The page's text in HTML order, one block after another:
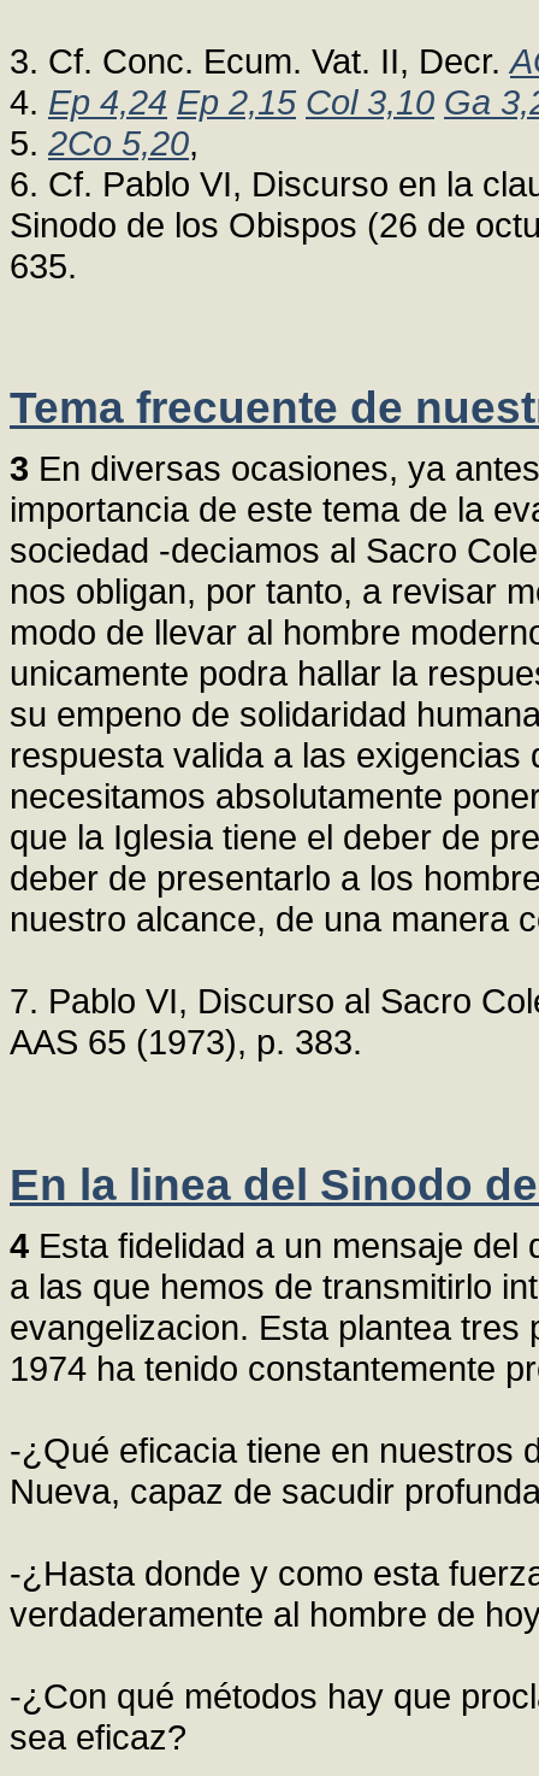
3. Cf. Conc. Ecum. Vat. II, Decr.
4. Ep 4,24 Ep 2,15 Col 3,10 Ga
5. 2Co 5,20,
6. Cf. Pablo VI, Discurso en la
Sinodo de los Obispos (26 de
635.
Tema frecuente de
3 En diversas ocasiones, ya
importancia de este tema de la
sociedad -deciamos al Sacro
nos obligan, por tanto, a revisar
modo de llevar al hombre
unicamente podra hallar la
su empeno de solidaridad
respuesta valida a las
necesitamos absolutamente
que la Iglesia tiene el deber de
deber de presentarlo a los
nuestro alcance, de una manera
7. Pablo VI, Discurso al Sacro
AAS 65 (1973), p. 383.
En la linea del Sinodo
4 Esta fidelidad a un mensaje
a las que hemos de transmitirlo
evangelizacion. Esta plantea
1974 ha tenido constantemente
-¿Qué eficacia tiene en nuestros
Nueva, capaz de sacudir
-¿Hasta donde y como esta
verdaderamente al hombre de
-¿Con qué métodos hay que
sea eficaz?